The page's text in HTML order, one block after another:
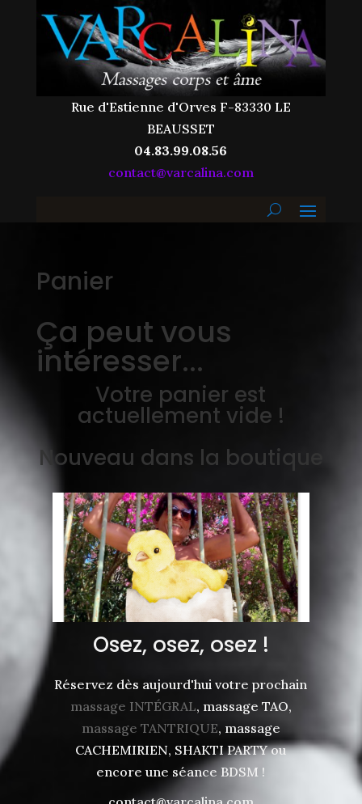
Rue d'Estienne d'Orves F-83330 LE
BEAUSSET
04.83.99.08.56
contact@varcalina.com
Panier
Ça peut vous
intéresser...
Votre panier est
actuellement vide !
Nouveau dans la boutique
Osez, osez, osez !
Réservez dès aujourd'hui votre prochain
massage INTÉGRAL, massage TAO,
massage TANTRIQUE, massage
CACHEMIRIEN, SHAKTI PARTY ou
encore une séance BDSM !